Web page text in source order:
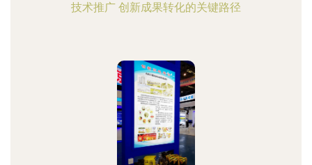
技术推广 创新成果转化的关键路径